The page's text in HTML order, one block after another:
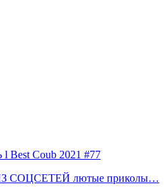
Coub 2021 #77
лютые приколы…